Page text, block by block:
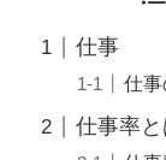
仕事
仕事
仕事率と